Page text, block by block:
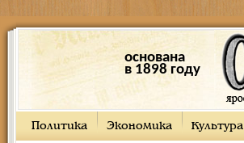
основана
в 1898 году
Политика Экономика Культура